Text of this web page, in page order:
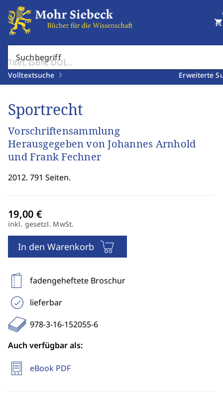
Suchbegriff
Volltextsuche Erweiterte
shopping_cart
Sportrecht
Vorschriftensammlung
Herausgegeben von Johannes Arnhold
und Frank Fechner
2012. 791 Seiten.
inkl. gesetzl. MwSt.
In den Warenkorb
fadengeheftete Broschur
lieferbar
978-3-16-152055-6
Auch verfügbar als:
eBook PDF